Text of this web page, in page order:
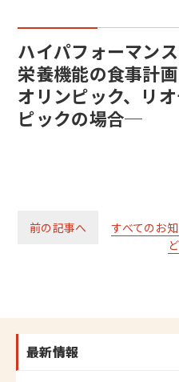
ハイパフォーマン
栄養機能の食事計
オリンピック、リ
ピックの場合─
前の記事へ
すべてのお
最新情報